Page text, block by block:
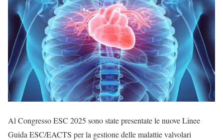
Al Congresso ESC 2025 sono state presentate le nuove Linee
Guida ESC/EACTS per la gestione delle malattie valvolari